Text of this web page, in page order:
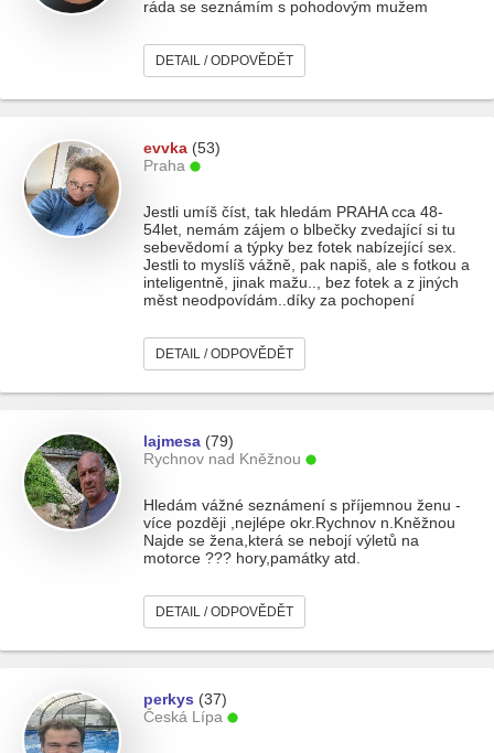
ráda se seznámím s pohodovým mužem
DETAIL / ODPOVĚDĚT
evvka (53)
Praha
Jestli umíš číst, tak hledám PRAHA cca 48-
54let, nemám zájem o blbečky zvedající si tu
sebevědomí a týpky bez fotek nabízející sex.
Jestli to myslíš vážně, pak napiš, ale s fotkou a
inteligentně, jinak mažu.., bez fotek a z jiných
měst neodpovídám..díky za pochopení
DETAIL / ODPOVĚDĚT
lajmesa (79)
Rychnov nad Kněžnou
Hledám vážné seznámení s příjemnou ženu -
více později ,nejlépe okr.Rychnov n.Kněžnou
Najde se žena,která se nebojí výletů na
motorce ??? hory,památky atd.
DETAIL / ODPOVĚDĚT
perkys (37)
Česká Lípa